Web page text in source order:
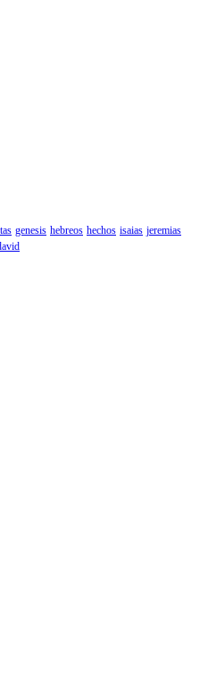
genesis hebreos hechos isaias jeremias